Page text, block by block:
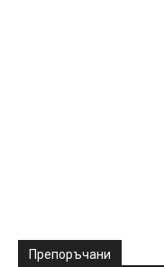
Препоръчани